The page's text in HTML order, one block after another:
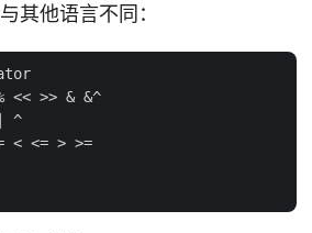
其他语言不同：
>> & &^
^
<= > >=